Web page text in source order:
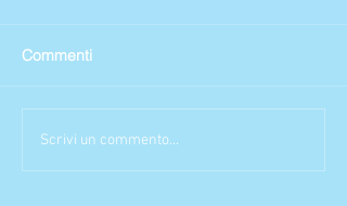
Commenti
Scrivi un commento...